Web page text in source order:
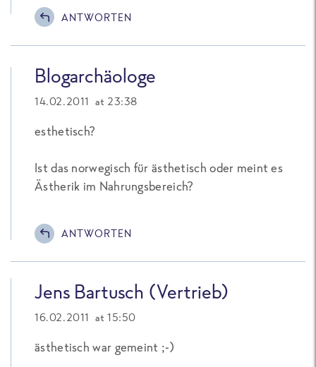
ANTWORTEN
Blogarchäologe
14.02.2011 at 23:38
esthetisch?
Ist das norwegisch für ästhetisch oder meint es
Ästherik im Nahrungsbereich?
ANTWORTEN
Jens Bartusch (Vertrieb)
16.02.2011 at 15:50
ästhetisch war gemeint ;-)